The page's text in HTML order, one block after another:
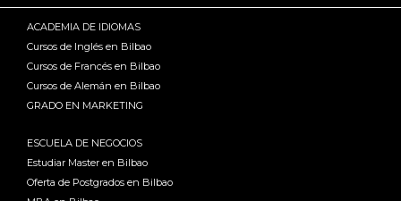
ACADEMIA DE IDIOMAS
Cursos de Inglés en Bilbao
Cursos de Francés en Bilbao
Cursos de Alemán en Bilbao
GRADO EN MARKETING
ESCUELA DE NEGOCIOS
Estudiar Master en Bilbao
Oferta de Postgrados en Bilbao